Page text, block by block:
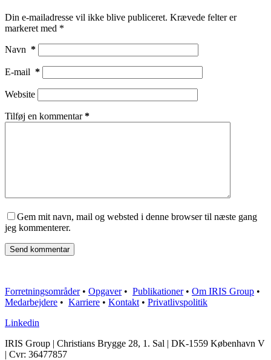
Din e-mailadresse vil ikke blive publiceret. Krævede felter er
markeret med *
Navn *
E-mail *
Website
Tilføj en kommentar*
Gem mit navn, mail og websted i denne browser til næste gang
jeg kommenterer.
Send kommentar
Forretningsområder• Opgaver• Publikationer• Om IRIS Group •
Medarbejdere • Karriere • Kontakt • Privatlivspolitik
Linkedin
IRIS Group | Christians Brygge 28, 1. Sal | DK-1559 København V
| Cvr: 36477857